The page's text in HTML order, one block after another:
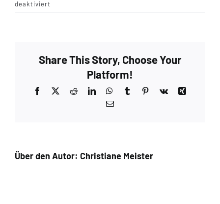
deaktiviert
Share This Story, Choose Your
Platform!
Facebook Reddit LinkedInWhatsApp
TumblrPinterest
Vk
E-
Über den Autor: Christiane Meister